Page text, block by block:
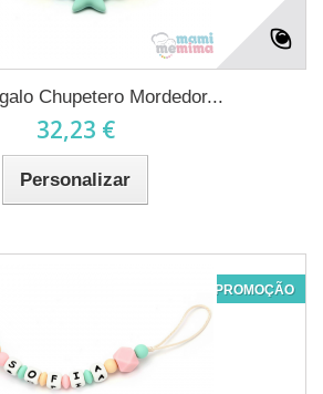
Chupetero Mordedor...
32,23 €
Personalizar
PROMOÇÃO